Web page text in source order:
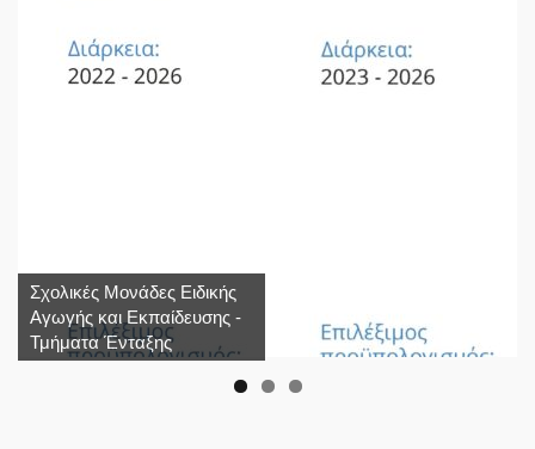
Σχολικές Μονάδες Ειδικής
Αγωγής και Εκπαίδευσης -
Τμήματα Ένταξης